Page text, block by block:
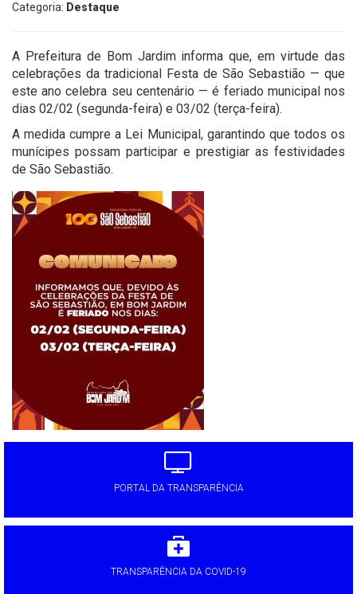
Categoria: Destaque
A Prefeitura de Bom Jardim informa que, em virtude das
celebrações da tradicional Festa de São Sebastião — que
este ano celebra seu centenário — é feriado municipal nos
dias 02/02 (segunda-feira) e 03/02 (terça-feira).
A medida cumpre a Lei Municipal, garantindo que todos os
munícipes possam participar e prestigiar as festividades
de São Sebastião.
PORTAL DA TRANSPARÊNCIA
TRANSPARÊNCIA DA COVID-19